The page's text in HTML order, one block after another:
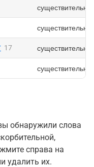
17
обнаружили слова
справа на
удалить их.